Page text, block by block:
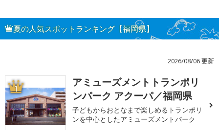
夏の人気スポットランキング【福岡県】
2026/08/06 更新
1
アミューズメントトランポリ
ンパーク アクーパ／福岡県
子どもからおとなまで楽しめるトランポリ
ンを中心としたアミューズメントパーク